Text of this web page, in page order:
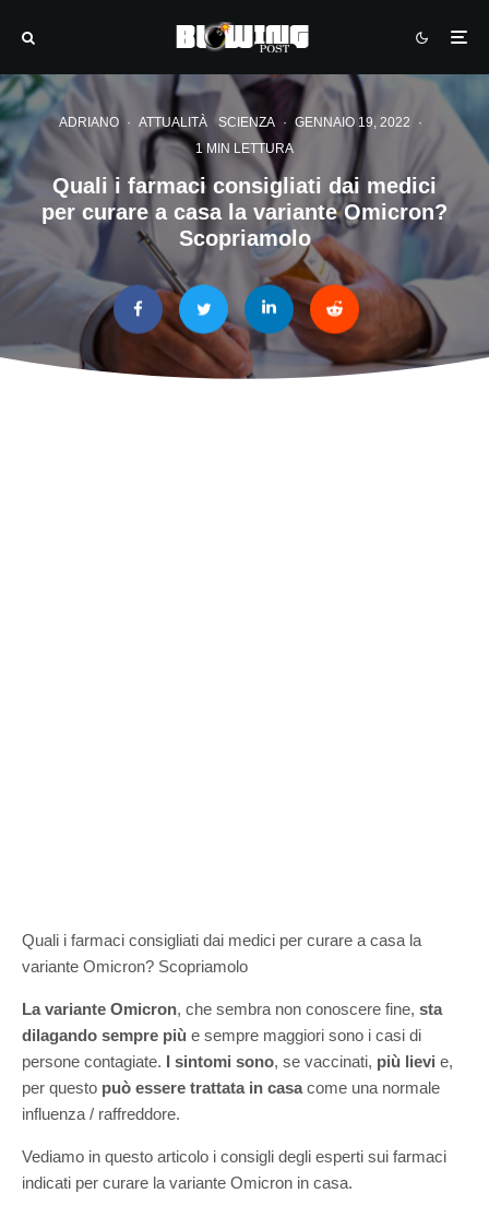
ADRIANO · ATTUALITÀ SCIENZA · GENNAIO 19, 2022
·
1 MIN LETTURA
Quali i farmaci consigliati dai medici
per curare a casa la variante Omicron?
Scopriamolo
Quali i farmaci consigliati dai medici per curare a casa la
variante Omicron? Scopriamolo
La variante Omicron, che sembra non conoscere fine, sta
dilagando sempre più e sempre maggiori sono i casi di
persone contagiate. I sintomi sono, se vaccinati, più lievi e,
per questo può essere trattata in casacome una normale
influenza / raffreddore.
Vediamo in questo articolo i consigli degli esperti sui farmaci
indicati per curare la variante Omicron in casa.